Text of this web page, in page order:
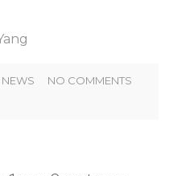
NEWS NO COMMENTS